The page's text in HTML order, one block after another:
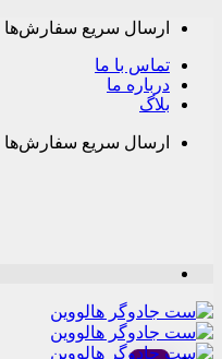
Skip
content
ارسال سریع سفارش‌ها
تماس با ما
درباره ما
بلاگ
ارسال سریع سفارش‌ها